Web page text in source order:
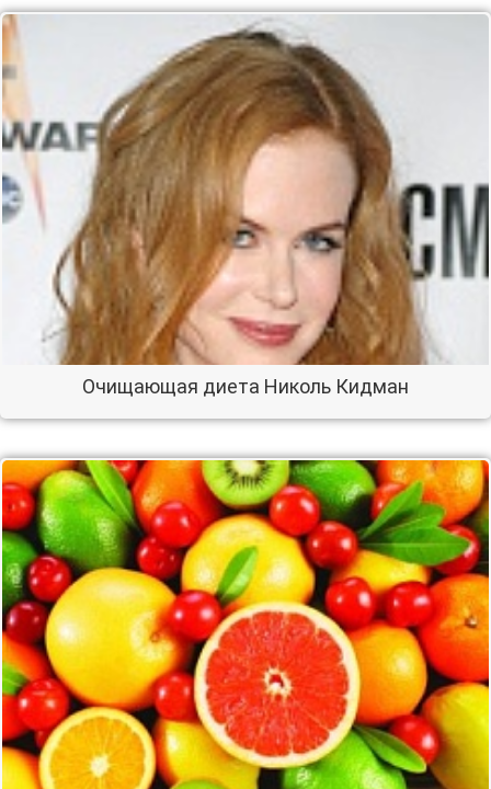
Очищающая диета Николь Кидман